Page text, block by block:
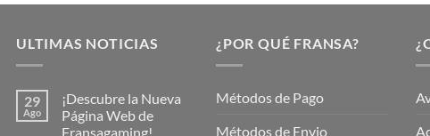
ULTIMAS NOTICIAS
29
Ago
¡Descubre la Nueva
Página Web de
Fransagaming!
¿POR QUÉ FRANSA?
Métodos de Pago
Métodos de Envio